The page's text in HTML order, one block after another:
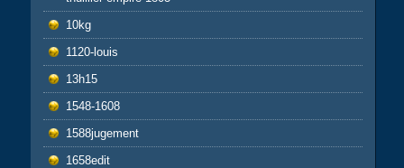
10kg
1120-louis
13h15
1548-1608
1588jugement
1658edit